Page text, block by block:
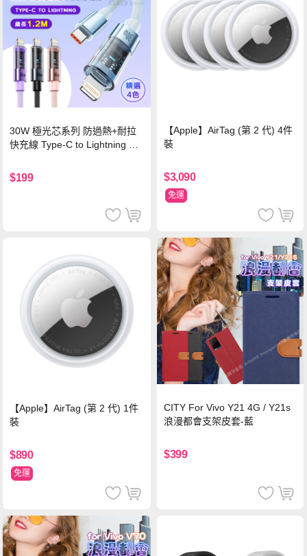
30W 極光芯系列 防過熱+耐拉
快充線 Type-C to Lightning 傳
$199
【Apple】AirTag (第 2 代) 4件
裝
$3,090
免運
【Apple】AirTag (第 2 代) 1件
裝
$890
免運
CITY For Vivo Y21 4G / Y21s
浪漫都會支架皮套-藍
$399